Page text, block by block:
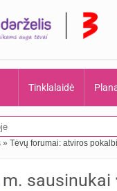
Tinklalaidė
» Tėvų forumai: atviros
sausinukai